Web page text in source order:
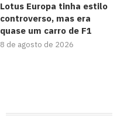
Lotus Europa tinha estilo
controverso, mas era
quase um carro de F1
8 de agosto de 2026